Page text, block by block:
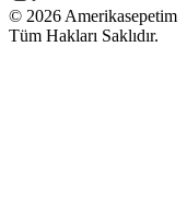
© 2026 Amerikasepetim
Tüm Hakları Saklıdır.